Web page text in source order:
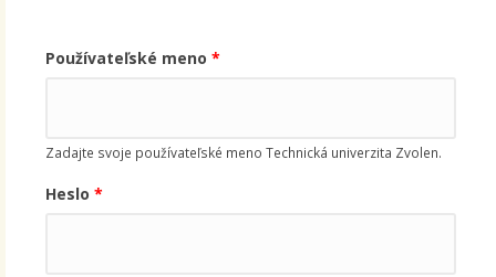
Používateľské meno *
Zadajte svoje používateľské meno Technická univerzita Zvolen.
Heslo *